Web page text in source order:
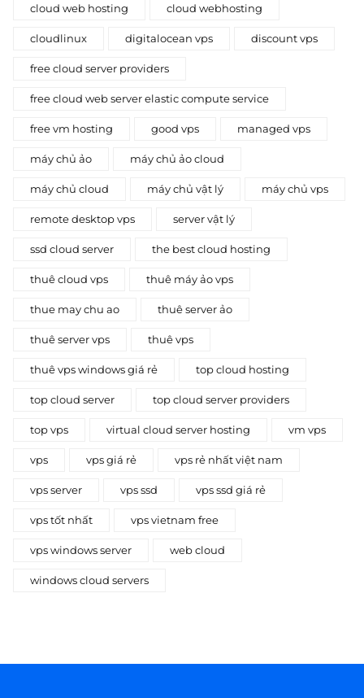
cloud web hosting cloud webhosting
cloudlinux digitalocean vps discount vps
free cloud server providers
free cloud web server elastic compute service
free vm hosting good vps managed vps
máy chủ ảo máy chủ ảo cloud
máy chủ cloud máy chủ vật lý máy chủ vps
remote desktop vps server vật lý
ssd cloud server the best cloud hosting
thuê cloud vps thuê máy ảo vps
thue may chu ao thuê server ảo
thuê server vps thuê vps
thuê vps windows giá rẻ top cloud hosting
top cloud server top cloud server providers
top vps virtual cloud server hosting vm vps
vps vps giá rẻ vps rẻ nhất việt nam
vps server vps ssd vps ssd giá rẻ
vps tốt nhất vps vietnam free
vps windows server web cloud
windows cloud servers